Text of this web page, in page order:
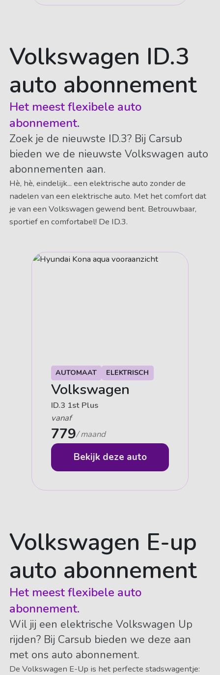
Volkswagen ID.3
auto abonnement
Het meest flexibele auto
abonnement.
Zoek je de nieuwste ID.3? Bij Carsub
bieden we de nieuwste Volkswagen auto
abonnementen aan.
Hè, hè, eindelijk... een elektrische auto zonder de
nadelen van een elektrische auto. Met het comfort dat
je van een Volkswagen gewend bent. Betrouwbaar,
sportief en comfortabel! De ID.3.
AUTOMAAT ELEKTRISCH
Volkswagen
ID.3 1st Plus
vanaf
779/ maand
Bekijk deze auto
Volkswagen E-up
auto abonnement
Het meest flexibele auto
abonnement.
Wil jij een elektrische Volkswagen Up
rijden? Bij Carsub bieden we deze aan
met ons auto abonnement.
De Volkswagen E-Up is het perfecte stadswagentje: